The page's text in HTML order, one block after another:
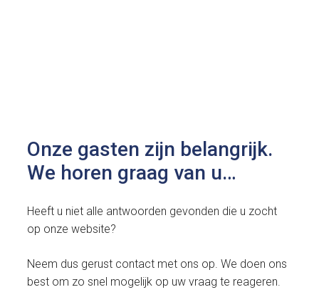
Onze gasten zijn belangrijk.
We horen graag van u…
Heeft u niet alle antwoorden gevonden die u zocht
op onze website?
Neem dus gerust contact met ons op. We doen ons
best om zo snel mogelijk op uw vraag te reageren.